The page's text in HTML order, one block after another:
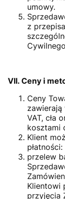
umowy.
z
VII. Ceny i
Ceny
VAT, cła
kosztami
Klient
płatności:
przelew
Klientowi
przyjęcia